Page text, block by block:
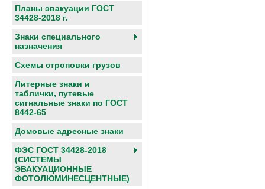
Планы эвакуации ГОСТ
34428-2018 г.
Знаки специального
назначения
Схемы строповки грузов
Литерные знаки и
таблички, путевые
сигнальные знаки по ГОСТ
8442-65
Домовые адресные знаки
ФЭС ГОСТ 34428-2018
(СИСТЕМЫ
ЭВАКУАЦИОННЫЕ
ФОТОЛЮМИНЕСЦЕНТНЫЕ)